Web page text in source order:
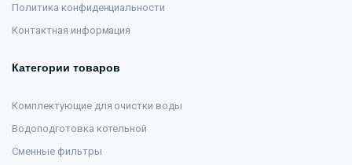
Политика конфиденциальности
Контактная информация
Категории товаров
Комплектующие для очистки воды
Водоподготовка котельной
Сменные фильтры